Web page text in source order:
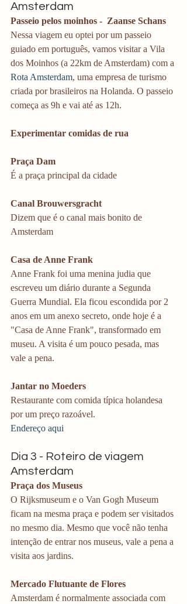
Amsterdam
Passeio pelos moinhos -  Zaanse Schans
Nessa viagem eu optei por um passeio
guiado em português, vamos visitar a Vila
dos Moinhos (a 22km de Amsterdam) com a
Rota Amsterdam, uma empresa de turismo
criada por brasileiros na Holanda. O passeio
começa as 9h e vai até as 12h.
Experimentar comidas de rua
Praça Dam
É a praça principal da cidade
Canal Brouwersgracht
Dizem que é o canal mais bonito de
Amsterdam
Casa de Anne Frank
Anne Frank foi uma menina judia que
escreveu um diário durante a Segunda
Guerra Mundial. Ela ficou escondida por 2
anos em um anexo secreto, onde hoje é a
"Casa de Anne Frank", transformado em
museu. A visita é um pouco pesada, mas
vale a pena.
Jantar no Moeders
Restaurante com comida típica holandesa
por um preço razoável.
Endereço aqui
Dia 3 - Roteiro de viagem
Amsterdam
Praça dos Museus
O Rijksmuseum e o Van Gogh Museum
ficam na mesma praça e podem ser visitados
no mesmo dia. Mesmo que você não tenha
intenção de entrar nos museus, vale a pena a
visita aos jardins.
Mercado Flutuante de Flores
Amsterdam é normalmente associada com